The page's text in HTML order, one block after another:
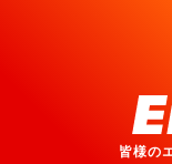
皆様の